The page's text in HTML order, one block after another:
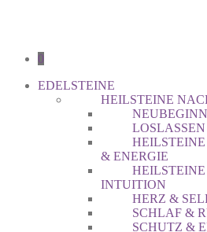
0
EDELSTEINE
HEILSTEINE
LOSLASSEN
& ENERGIE
INTUITION
HERZ &
SCHLAF &
SCHUTZ &